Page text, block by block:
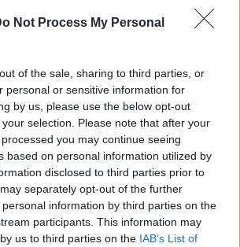
Not Process My Personal
of the sale, sharing to third parties, or
personal or sensitive information for
by us, please use the below opt-out
selection. Please note that after your
you may continue seeing
based on personal information utilized by
disclosed to third parties prior to
separately opt-out of the further
information by third parties on the
participants. This information may
us to third parties on the IAB’s List of